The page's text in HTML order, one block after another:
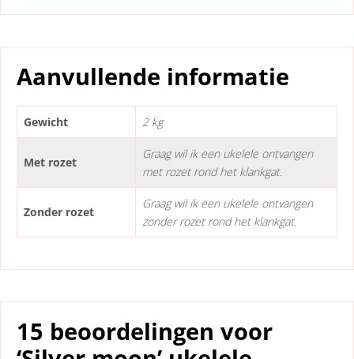
Aanvullende informatie
Gewicht 2 kg
Met rozet
Graag wil ik een ukelele ontvangen
met rozet rond het klankgat.
Zonder rozet
Graag wil ik een ukelele ontvangen
zonder rozet rond het klankgat.
15 beoordelingen voor